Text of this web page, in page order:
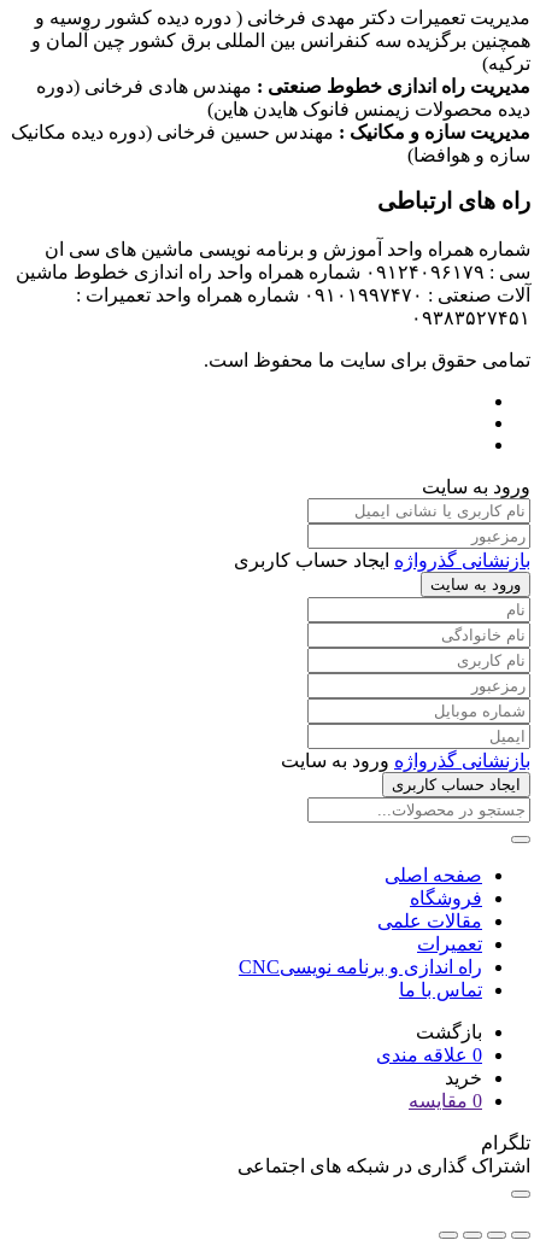
مدیریت تعمیرات دکتر مهدی فرخانی ( دوره دیده کشور روسیه و
همچنین برگزیده سه کنفرانس بین المللی برق کشور چین آلمان و
ترکیه)
مدیریت راه اندازی خطوط صنعتی : مهندس هادی فرخانی (دوره
دیده محصولات زیمنس فانوک هایدن هاین)
مدیریت سازه و مکانیک : مهندس حسین فرخانی (دوره دیده مکانیک
سازه و هوافضا)
راه های ارتباطی
شماره همراه واحد آموزش و برنامه نویسی ماشین های سی ان
سی : ۰۹۱۲۴۰۹۶۱۷۹ شماره همراه واحد راه اندازی خطوط ماشین
آلات صنعتی : ۰۹۱۰۱۹۹۷۴۷۰ شماره همراه واحد تعمیرات :
۰۹۳۸۳۵۲۷۴۵۱
تمامی حقوق برای سایت ما محفوظ است.
ورود به سایت
بازنشانی گذرواژه ایجاد حساب کاربری
ورود به سایت
بازنشانی گذرواژه ورود به سایت
ایجاد حساب کاربری
صفحه اصلی
فروشگاه
مقالات علمی
تعمیرات
راه اندازی و برنامه نویسیCNC
تماس با ما
بازگشت
0 علاقه مندی
خرید
0 مقایسه
تلگرام
اشتراک گذاری در شبکه های اجتماعی